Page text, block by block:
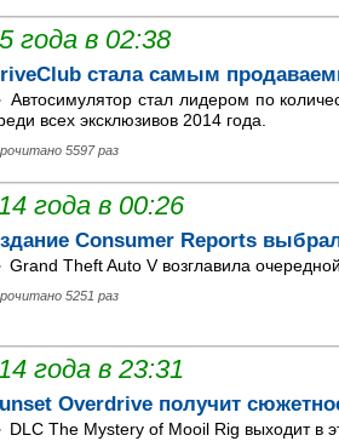
года в 02:38
стала самым
Автосимулятор стал лидером по
всех эксклюзивов 2014 года.
5597 раз
года в 00:26
Consumer Reports
Grand Theft Auto V возглавила
5251 раз
года в 23:31
Overdrive получит
DLC The Mystery of Mooil Rig выходит в